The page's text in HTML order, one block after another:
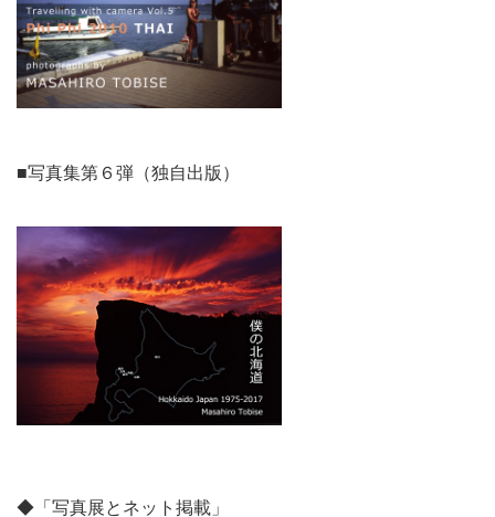
■写真集第６弾（独自出版）
◆「写真展とネット掲載」